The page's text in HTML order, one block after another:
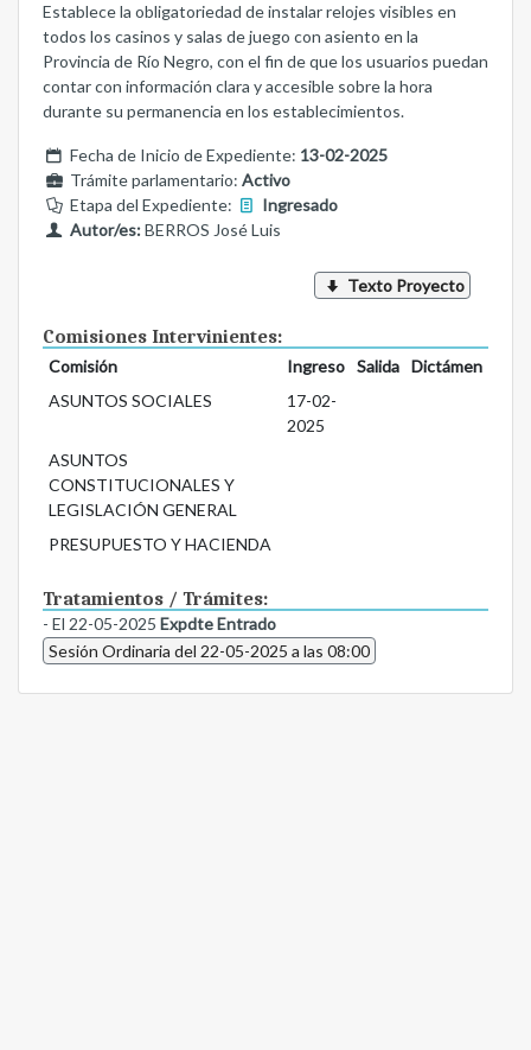
Establece la obligatoriedad de instalar relojes visibles en
todos los casinos y salas de juego con asiento en la
Provincia de Río Negro, con el fin de que los usuarios puedan
contar con información clara y accesible sobre la hora
durante su permanencia en los establecimientos.
Fecha de Inicio de Expediente: 13-02-2025
Trámite parlamentario: Activo
Etapa del Expediente:
Ingresado
Autor/es:BERROS José Luis
Texto Proyecto
Comisiones Intervinientes:
Comisión Ingreso Salida
Dictámen
ASUNTOS SOCIALES
17-02-
2025
ASUNTOS
CONSTITUCIONALES Y
LEGISLACIÓN GENERAL
PRESUPUESTO Y HACIENDA
Tratamientos / Trámites:
- El 22-05-2025 Expdte Entrado
Sesión Ordinaria del 22-05-2025 a las 08:00